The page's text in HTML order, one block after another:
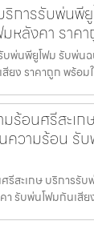
การรับพ่นพี
หลังคา ราค
บพ่นพียูโฟม รับพ่
ยง ราคาถูก พร้อม
ร้อนศรีสะเ
วามร้อน รับ
สะเกษ บริการรั
รับพ่นโฟมกันเสีย